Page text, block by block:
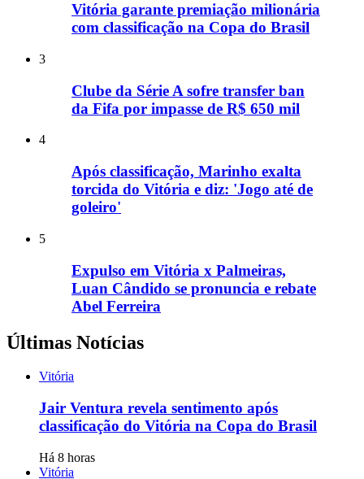
Vitória garante premiação milionária
com classificação na Copa do Brasil
3
Clube da Série A sofre transfer ban
da Fifa por impasse de R$ 650 mil
4
Após classificação, Marinho exalta
torcida do Vitória e diz: 'Jogo até de
goleiro'
5
Expulso em Vitória x Palmeiras,
Luan Cândido se pronuncia e rebate
Abel Ferreira
Últimas Notícias
Vitória
Jair Ventura revela sentimento após
classificação do Vitória na Copa do Brasil
Há 8 horas
Vitória